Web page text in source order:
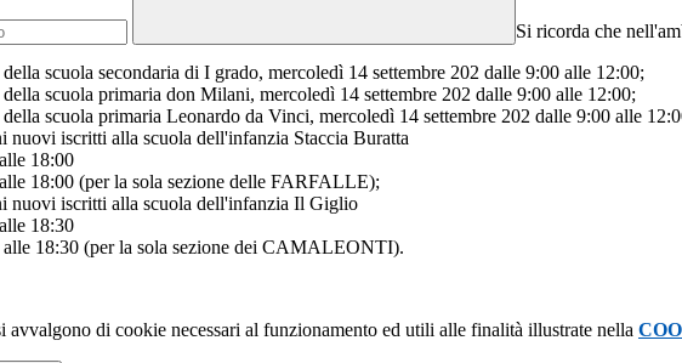
Si ricorda che
scuola secondaria di I grado, mercoledì 14 settembre 202 dalle 9:00 alle 12:00;
scuola primaria don Milani, mercoledì 14 settembre 202 dalle 9:00 alle 12:00;
scuola primaria Leonardo da Vinci, mercoledì 14 settembre 202 dalle 9:00 alle
iscritti alla scuola dell'infanzia Staccia Buratta
18:00
18:00 (per la sola sezione delle FARFALLE);
nuovi iscritti alla scuola dell'infanzia Il Giglio
18:30
18:30 (per la sola sezione dei CAMALEONTI).
di cookie necessari al funzionamento ed utili alle finalità illustrate nella